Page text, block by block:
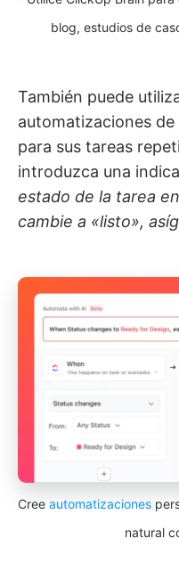
blog, estudios de
También puede
automatizaciones
para sus tareas
introduzca una
estado de la tarea
cambie a «listo»,
Cree automatizaciones
natural